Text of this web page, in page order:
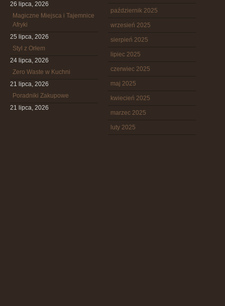
26 lipca, 2026
Magiczne Miejsca i Tajemnice
Afryki
25 lipca, 2026
Styl z Orłem
24 lipca, 2026
Zero Waste w Kuchni
21 lipca, 2026
Poradniki Zakupowe
21 lipca, 2026
październik 2025
wrzesień 2025
sierpień 2025
lipiec 2025
czerwiec 2025
maj 2025
kwiecień 2025
marzec 2025
luty 2025